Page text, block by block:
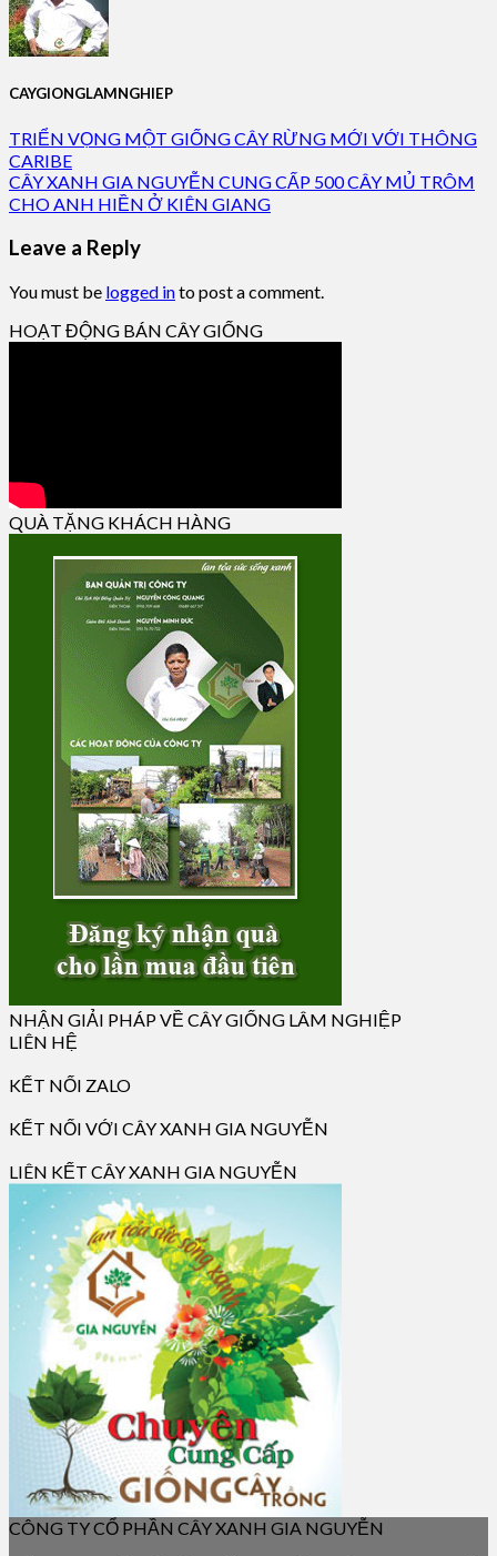
CAYGIONGLAMNGHIEP
TRIỂN VỌNG MỘT GIỐNG CÂY RỪNG MỚI VỚI THÔNG
CARIBE
CÂY XANH GIA NGUYỄN CUNG CẤP 500 CÂY MỦ TRÔM
CHO ANH HIỀN Ở KIÊN GIANG
Leave a Reply
You must be logged into post a comment.
HOẠT ĐỘNG BÁN CÂY GIỐNG
QUÀ TẶNG KHÁCH HÀNG
NHẬN GIẢI PHÁP VỀ CÂY GIỐNG LÂM NGHIỆP
LIÊN HỆ
KẾT NỐI ZALO
KẾT NỐI VỚI CÂY XANH GIA NGUYỄN
LIÊN KẾT CÂY XANH GIA NGUYỄN
CÔNG TY CỔ PHẦN CÂY XANH GIA NGUYỄN